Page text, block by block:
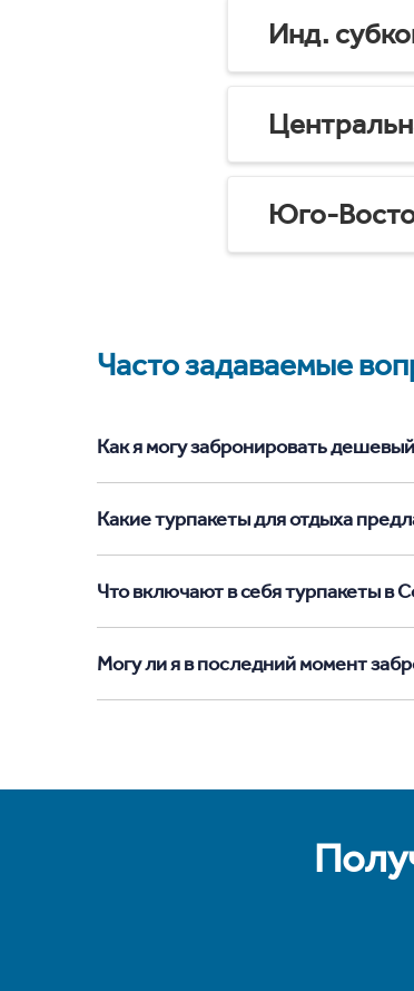
Инд.
Юго-
Часто задаваемые
Как я могу забронировать
Какие турпакеты для отдыха
Что включают в себя турпакеты в
Могу ли я в последний момент